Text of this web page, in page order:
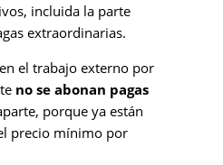
incluida la parte
extraordinarias.
el trabajo externo por
no se abonan pagas
porque ya están
precio mínimo por